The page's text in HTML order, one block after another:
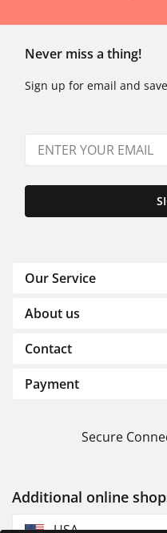
Never miss a thing!
Sign up for email and
Our Service
About us
Contact
Payment
Secure
Additional online